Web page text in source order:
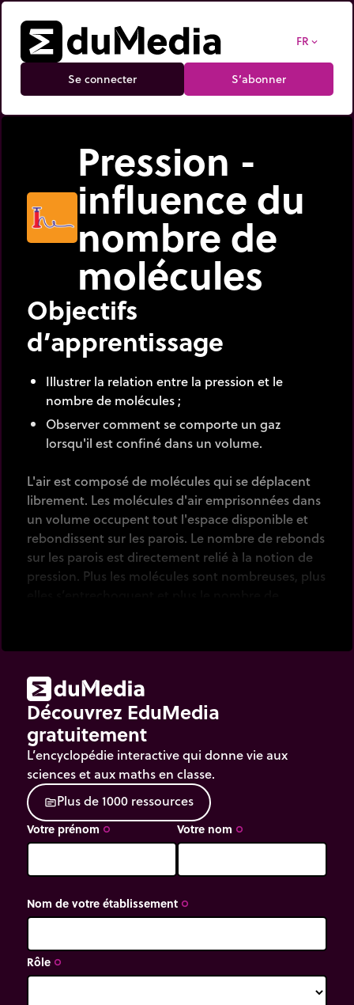
FR expand_more
Se connecter S’abonner
Pression -
influence du
nombre de
molécules
Objectifs
d’apprentissage
Illustrer la relation entre la pression et le
nombre de molécules ;
Observer comment se comporte un gaz
lorsqu'il est confiné dans un volume.
L'air est composé de molécules qui sedéplacent
librement. Les molécules d'air emprisonnées dans
un volume occupent tout l'espace disponible et
rebondissent sur les parois. Le nombre de rebonds
sur les parois est directement relié à la notion de
pression. Plus les molécules sont nombreuses, plus
Découvrez EduMedia
gratuitement
L’encyclopédie interactive qui donne vie aux
sciences et aux maths en classe.
sourcePlusde1000 ressources
Votre prénom trip_origin Votre nom trip_origin
Nom de votre établissement trip_origin
Rôle trip_origin